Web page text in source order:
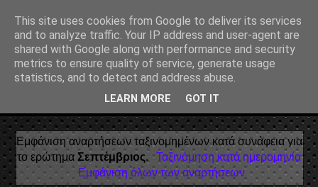
Αέναη επΑνάσταση
• Επιστήμη • Ψυχολογία • Λογοτεχνία • Τέχνες • Θεολογία •
Φιλοσοφία • Στοχασμοί... για τη μνήμη, τον άνθρωπο και το
Φως
Εμφάνιση αναρτήσεων ταξινομημένων κατά συνάφεια για
το ερώτημαΣεπτέμβριος.
Ταξινόμηση κατά ημερομηνία
Εμφάνιση όλων των αναρτήσεων
This site uses cookies from Google to deliver its services
and to analyze traffic. Your IP address and user-agent are
shared with Google along with performance and security
metrics to ensure quality of service, generate usage
statistics, and to detect and address abuse.
LEARN MORE GOT IT